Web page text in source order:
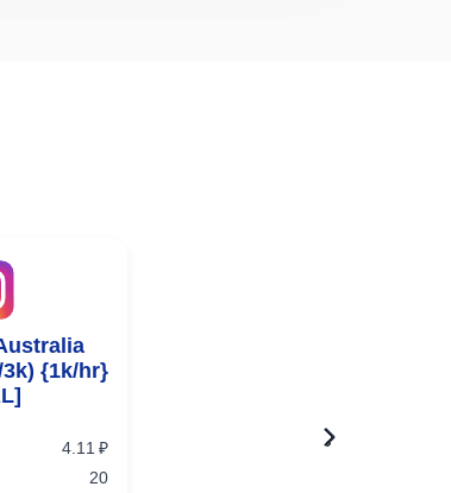
{1k/hr}
4.11 ₽
20
›